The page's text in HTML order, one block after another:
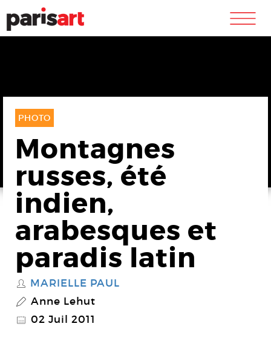
m
PHOTO
Montagnes
russes, été
indien,
arabesques et
paradis latin
S MARIELLE PAUL
P Anne Lehut
@ 02 Juil 2011